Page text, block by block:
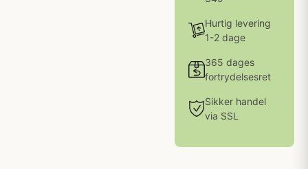
Hurtig levering
1-2 dage
365 dages
fortrydelsesret
Sikker handel
via SSL